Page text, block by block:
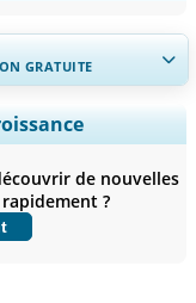
GRATUITE
de segmentos,
e insights sobre o
de nouvelles
?